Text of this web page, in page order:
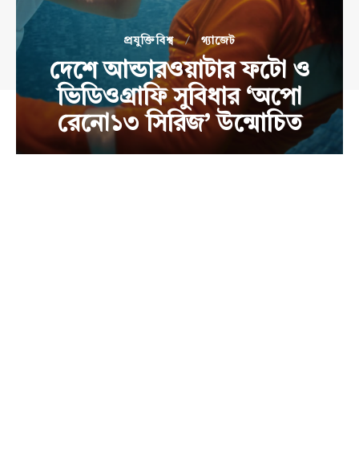
প্রযুক্তিবিশ্ব গ্যাজেট
দেশে আন্ডারওয়াটার ফটো ও
ভিডিওগ্রাফি সুবিধার ‘অপো
রেনো১৩ সিরিজ’ উন্মোচিত